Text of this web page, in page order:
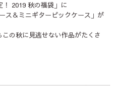
2019 秋の福袋」に
ス＆ミニギターピックケース」が
の秋に見逃せない作品がたくさ